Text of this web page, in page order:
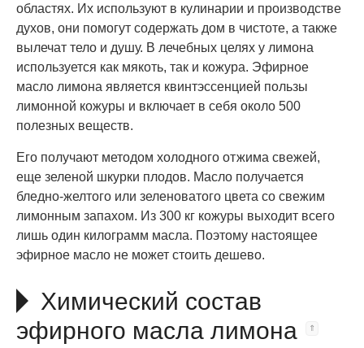
областях. Их используют в кулинарии и производстве
духов, они помогут содержать дом в чистоте, а также
вылечат тело и душу. В лечебных целях у лимона
используется как мякоть, так и кожура. Эфирное
масло лимона является квинтэссенцией пользы
лимонной кожуры и включает в себя около 500
полезных веществ.
Его получают методом холодного отжима свежей,
еще зеленой шкурки плодов. Масло получается
бледно-желтого или зеленоватого цвета со свежим
лимонным запахом. Из 300 кг кожуры выходит всего
лишь один килограмм масла. Поэтому настоящее
эфирное масло не может стоить дешево.
Химический состав
эфирного масла лимона